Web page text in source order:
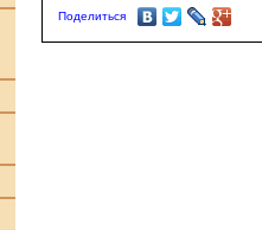
Поделиться